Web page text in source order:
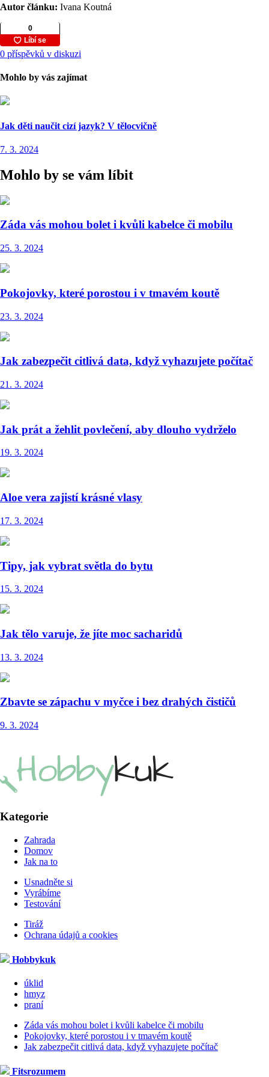
Autor článku: Ivana Koutná
0 příspěvků v diskuzi
Mohlo by vás zajímat
Jak děti naučit cizí jazyk? V tělocvičně
7. 3. 2024
Mohlo by se vám líbit
Záda vás mohou bolet i kvůli kabelce či mobilu
25. 3. 2024
Pokojovky, které porostou i v tmavém koutě
23. 3. 2024
Jak zabezpečit citlivá data, když vyhazujete počítač
21. 3. 2024
Jak prát a žehlit povlečení, aby dlouho vydrželo
19. 3. 2024
Aloe vera zajistí krásné vlasy
17. 3. 2024
Tipy, jak vybrat světla do bytu
15. 3. 2024
Jak tělo varuje, že jíte moc sacharidů
13. 3. 2024
Zbavte se zápachu v myčce i bez drahých čističů
9. 3. 2024
Kategorie
Zahrada
Domov
Jak na to
Usnadněte si
Vyrábíme
Testování
Tiráž
Ochrana údajů a cookies
Hobbykuk
úklid
hmyz
praní
Záda vás mohou bolet i kvůli kabelce či mobilu
Pokojovky, které porostou i v tmavém koutě
Jak zabezpečit citlivá data, když vyhazujete počítač
Fitsrozumem